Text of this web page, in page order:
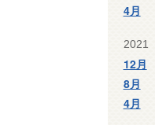
4月
2021
12月
8月
4月